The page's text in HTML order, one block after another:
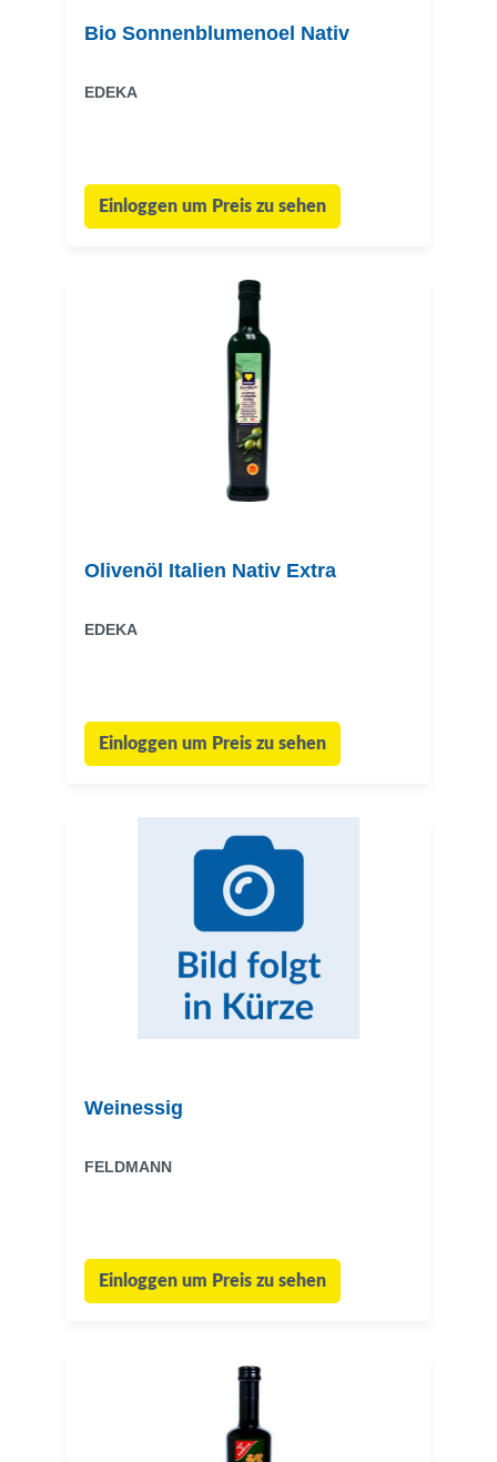
Bio Sonnenblumenoel Nativ
EDEKA
Einloggen um Preis zu sehen
Olivenöl Italien Nativ Extra
EDEKA
Einloggen um Preis zu sehen
Weinessig
FELDMANN
Einloggen um Preis zu sehen